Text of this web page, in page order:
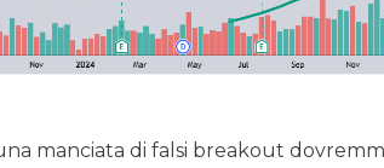
manciata di falsi breakout